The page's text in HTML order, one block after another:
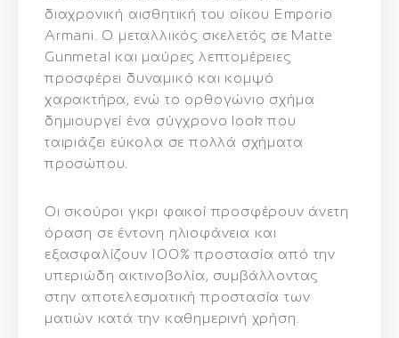
διαχρονική αισθητική του οίκου Emporio
Armani. Ο μεταλλικός σκελετός σε Matte
Gunmetal και μαύρες λεπτομέρειες
προσφέρει δυναμικό και κομψό
χαρακτήρα, ενώ το ορθογώνιο σχήμα
δημιουργεί ένα σύγχρονο look που
ταιριάζει εύκολα σε πολλά σχήματα
προσώπου.
Οι σκούροι γκρι φακοί προσφέρουν άνετη
όραση σε έντονη ηλιοφάνεια και
εξασφαλίζουν 100% προστασία από την
υπεριώδη ακτινοβολία, συμβάλλοντας
στην αποτελεσματική προστασία των
ματιών κατά την καθημερινή χρήση.